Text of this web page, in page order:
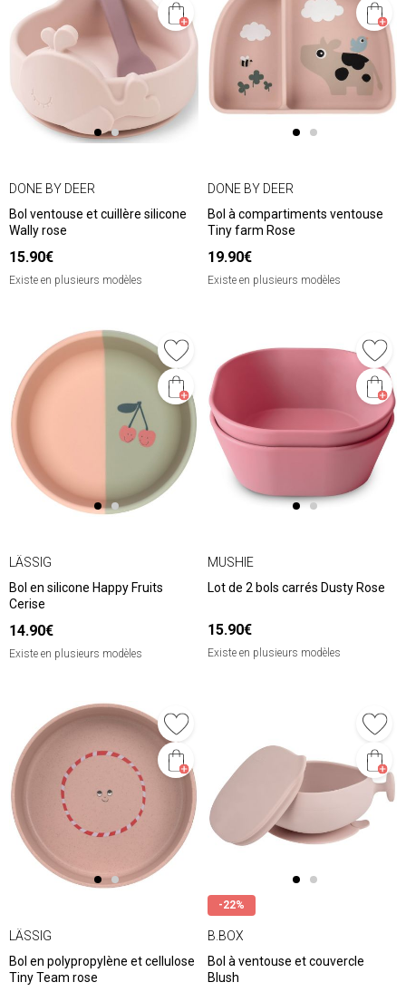
DONE BY DEER
Bol ventouse et cuillère silicone
Wally rose
15.90€
Existe en plusieurs modèles
DONE BY DEER
Bol à compartiments ventouse
Tiny farm Rose
19.90€
Existe en plusieurs modèles
LÄSSIG
Bol en silicone Happy Fruits
Cerise
14.90€
Existe en plusieurs modèles
MUSHIE
Lot de 2 bols carrés Dusty Rose
15.90€
Existe en plusieurs modèles
LÄSSIG
Bol en polypropylène et cellulose
Tiny Team rose
-22%
B.BOX
Bol à ventouse et couvercle
Blush